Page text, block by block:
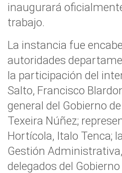
inaugurará
trabajo.
La instancia fue
autoridades
la participación del
Salto, Francisco
general del Gobierno
Texeira Núñez;
Hortícola, Italo Tenca;
Gestión
delegados del